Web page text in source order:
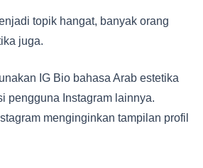
topik hangat, banyak orang
juga.
IG Bio bahasa Arab estetika
pengguna Instagram lainnya.
menginginkan tampilan profil